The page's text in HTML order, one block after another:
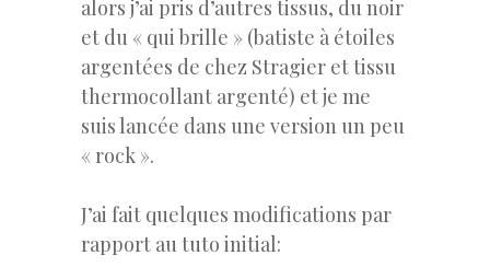
alors j’ai pris d’autres tissus, du noir
et du « qui brille » (batiste à étoiles
argentées de chez Stragier et tissu
thermocollant argenté) et je me
suis lancée dans une version un peu
« rock ».
J’ai fait quelques modifications par
rapport au tuto initial: